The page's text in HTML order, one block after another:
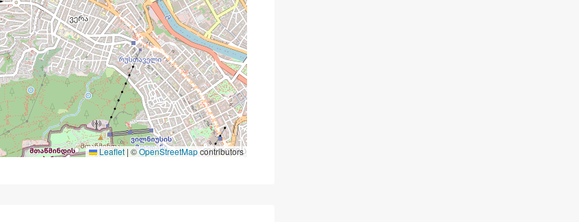
Leaflet | ©OpenStreetMapcontributors